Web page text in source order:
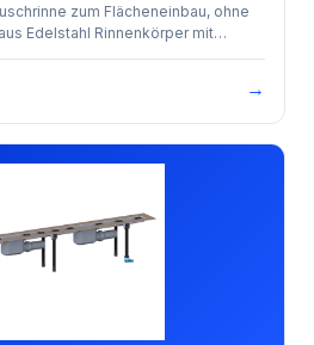
zum Flächeneinbau, ohne
Edelstahl Rinnenkörper mit
an Verbundabdichtungen,
Rinnenkörper mit
innenliegendes Gefälle.
Stk. höhenverstellbare,
und Bauschutz. Einbaulänge
→